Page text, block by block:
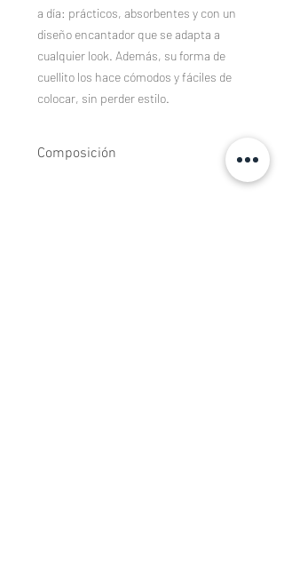
a día: prácticos, absorbentes y con un
diseño encantador que se adapta a
cualquier look. Además, su forma de
cuellito los hace cómodos y fáciles de
colocar, sin perder estilo.
Composición